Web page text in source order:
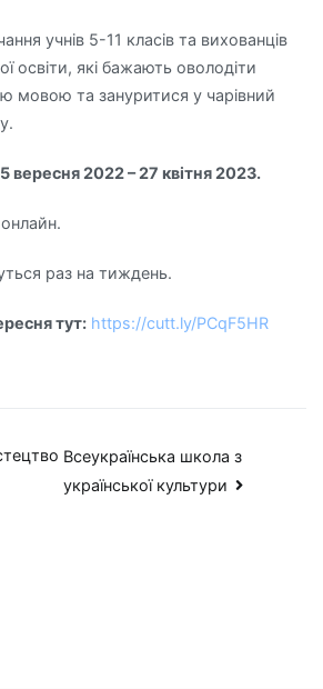
учнів 5-11 класів та вихованців
освіти, які бажають оволодіти
мовою та зануритися у чарівний
вересня 2022 – 27 квітня 2023.
раз на тиждень.
тут: https://cutt.ly/PCqF5HR
Всеукраїнська школа з
української культури